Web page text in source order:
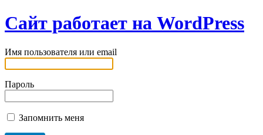
Сайт работает на WordPress
Имя пользователя или email
Пароль
Запомнить меня